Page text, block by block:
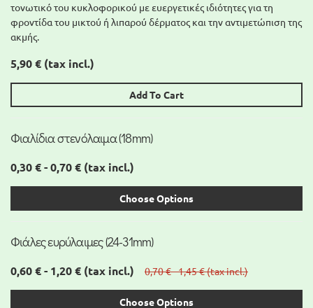
τονωτικό του κυκλοφορικού με ευεργετικές ιδιότητες για τη
φροντίδα του μικτού ή λιπαρού δέρματος και την αντιμετώπιση της
ακμής.
5,90 € (tax incl.)
Add To Cart
Φιαλίδια στενόλαιμα (18mm)
0,30 € - 0,70 € (tax incl.)
Choose Options
Φιάλες ευρύλαιμες (24-31mm)
0,60 € - 1,20 € (tax incl.) 0,70 € - 1,45 €(tax incl.)
Choose Options